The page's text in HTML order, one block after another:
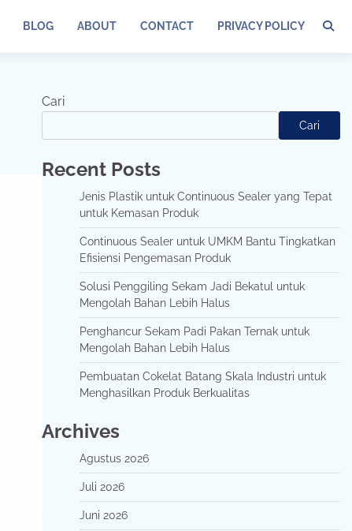
BLOG ABOUT CONTACT PRIVACY POLICY
Cari
Cari
Recent Posts
Jenis Plastik untuk Continuous Sealer yang Tepat
untuk Kemasan Produk
Continuous Sealer untuk UMKM Bantu Tingkatkan
Efisiensi Pengemasan Produk
Solusi Penggiling Sekam Jadi Bekatul untuk
Mengolah Bahan Lebih Halus
Penghancur Sekam Padi Pakan Ternak untuk
Mengolah Bahan Lebih Halus
Pembuatan Cokelat Batang Skala Industri untuk
Menghasilkan Produk Berkualitas
Archives
Agustus 2026
Juli 2026
Juni 2026